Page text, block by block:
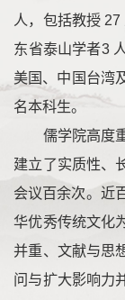
人，包括教授
东省泰山学者3
美国、中国台湾
名本科生。
儒学院高度
建立了实质性、
会议百余次。近
华优秀传统文化
并重、文献与思
问与扩大影响力